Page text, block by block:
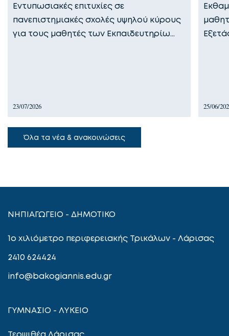
Εντυπωσιακές επιτυχίες σε
πανεπιστημιακές σχολές υψηλού κύρους
για τους μαθητές των Εκπαιδευτηρίω…
23/07/2026 25/06/
Όλα τα νέα & ανακοινώσεις
ΝΗΠΙΑΓΩΓΕΙΟ - ΔΗΜΟΤΙΚΟ
1ο χιλιόμετρο περιφερειακής Τρικάλων - Λάρισας
2410 624424
info@bakogiannis.edu.gr
ΓΥΜΝΑΣΙΟ - ΛΥΚΕΙΟ